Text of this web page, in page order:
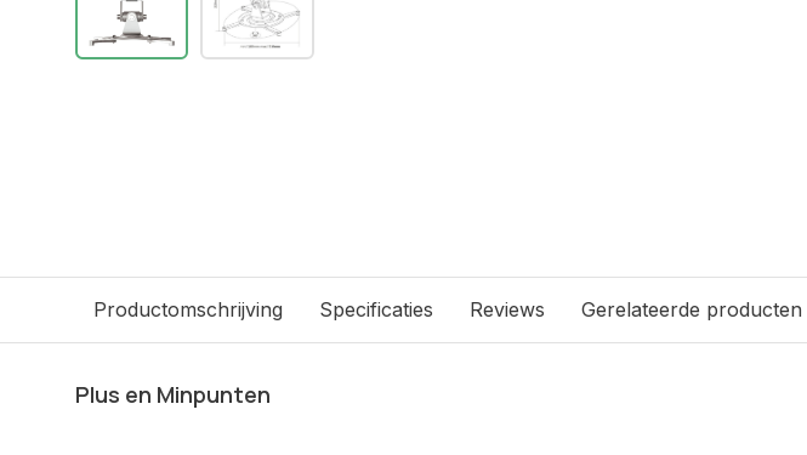
Productomschrijving Specificaties Reviews Gerelateerde producten
Plus en Minpunten